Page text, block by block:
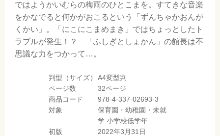
ではようかいむらの梅雨のひとこまを。すてきな音楽
をかなでると何かがおこるという「ずんちゃかおんが
くかい」。「にこにこまめまき」ではちょっとしたト
ラブルが発生！？ 「ふしぎとしょかん」の館長は不
思議な力をつかって…。
判型（サイズ）
A4変型判
ページ数
32ページ
商品コード
978-4-337-02693-3
対象
保育園・幼稚園・未就
学 小学校低学年
初版
2022年3月31日